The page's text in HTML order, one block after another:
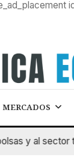
MERCADOS
y al sector